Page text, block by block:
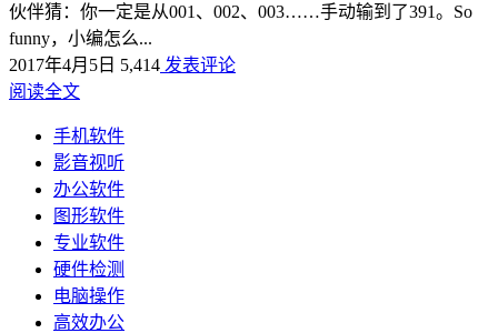
伙伴猜：你一定是从001、002、003……手动输到了391。So
funny，小编怎么...
2017年4月5日 5,414 发表评论
阅读全文
手机软件
影音视听
办公软件
图形软件
专业软件
硬件检测
电脑操作
高效办公